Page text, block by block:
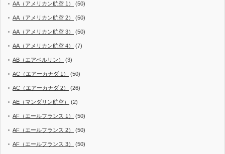
AA（アメリカン航空 1） (50)
AA（アメリカン航空 2） (50)
AA（アメリカン航空 3） (50)
AA（アメリカン航空 4） (7)
AB（エアベルリン） (3)
AC（エアーカナダ 1） (50)
AC（エアーカナダ 2） (26)
AE（マンダリン航空） (2)
AF（エールフランス 1） (50)
AF（エールフランス 2） (50)
AF（エールフランス 3） (50)